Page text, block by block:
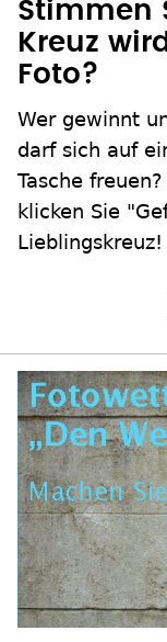
Stimmen
Kreuz
Foto?
Wer gewinnt
darf sich auf
Tasche
klicken Sie
Lieblingskreuz!